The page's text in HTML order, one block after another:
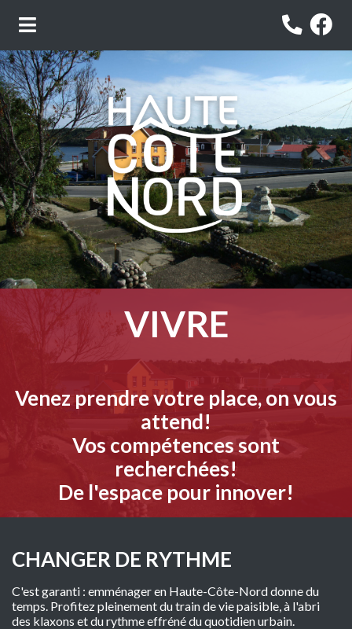
VIVRE
Venez prendre votre place, on vous
attend!
Vos compétences sont
recherchées!
De l'espace pour innover!
CHANGER DE RYTHME
C'est garanti : emménager en Haute-Côte-Nord donne du
temps. Profitez pleinement du train de vie paisible, à l'abri
des klaxons et du rythme effréné du quotidien urbain.